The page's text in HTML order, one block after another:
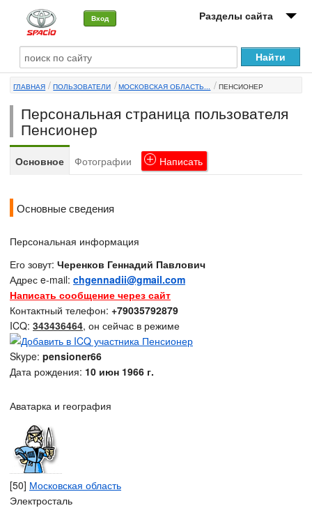
Вход Разделы сайта
О машине
Автоклуб
Форумы
Сервисы и услуги
ГЛАВНАЯ ПОЛЬЗОВАТЕЛИ МОСКОВСКАЯ ОБЛАСТЬ... ПЕНСИОНЕР
Персональная страница пользователя
Пенсионер
Основное Фотографии Написать
Основные сведения
Персональная информация
Его зовут: Черенков Геннадий Павлович
Адрес e-mail: chgennadii@gmail.com
Написать сообщение через сайт
Контактный телефон: +79035792879
ICQ: 343436464, он сейчас в режиме
Skype: pensioner66
Дата рождения: 10 июн 1966 г.
Аватарка и география
[50] Московская область
Электросталь